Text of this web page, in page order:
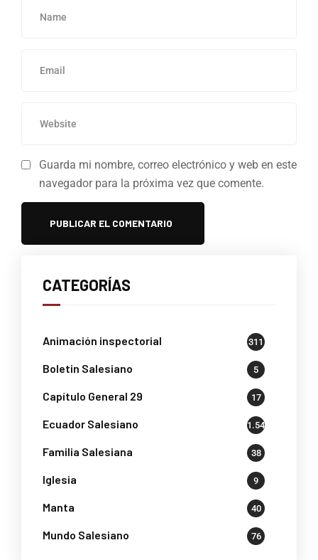
Guarda mi nombre, correo electrónico y web en este
navegador para la próxima vez que comente.
CATEGORÍAS
Animación inspectorial 311
Boletin Salesiano 5
Capítulo General 29 17
Ecuador Salesiano 1.541
Familia Salesiana 38
Iglesia 9
Manta 40
Mundo Salesiano 76